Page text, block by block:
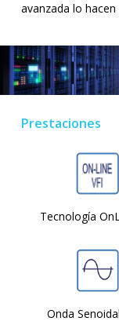
avanzada lo
Prestaciones
Tecnología
Onda